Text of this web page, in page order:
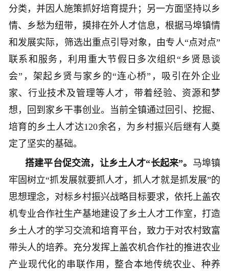
分类，并因人施策抓好培育提升；另一方面坚持以乡
情、乡愁为纽带，摸排在外人才信息，根据马埠镇情
和发展实际，筛选出重点引导对象，由专人“点对点”
联系和服务，利用重大节假日多次组织“乡贤恳谈
会”，架起乡贤与家乡的“连心桥”，吸引在外企业
家、行业技术及管理等人才，带着经验、资源和梦
想，回到家乡干事创业。当前全镇通过回引、挖掘、
培育的乡土人才达120余名，为乡村振兴后继有人奠
定了坚实的基础。
搭建平台促交流，让乡土人才“长起来”。 马埠镇
牢固树立“抓发展就要抓人才，抓人才就是抓发展”的
思想理念，对标乡村振兴战略目标要求，依托上盖农
机专业合作社生产基地建设了乡土人才工作室，打造
乡土人才的学习交流和培育平台，致力于对农村致富
带头人的培养。充分发挥上盖农机合作社的推进农业
产业现代化的串联作用，整合本地传统农业、种养